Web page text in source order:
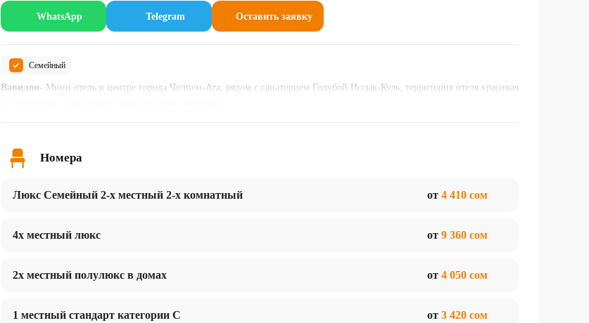
WhatsApp Telegram Оставить заявку
Семейный
Вавилон- Мини отель в центре города Чолпон-Ата, рядом с санаторием Голубой Иссык-Куль, территория отеля красивая
Номера
Люкс Семейный 2-х местный 2-х комнатный от 4 410 сом
4х местный люкс от 9 360 сом
2х местный полулюкс в домах от 4 050 сом
1 местный стандарт категории С от 3 420 сом